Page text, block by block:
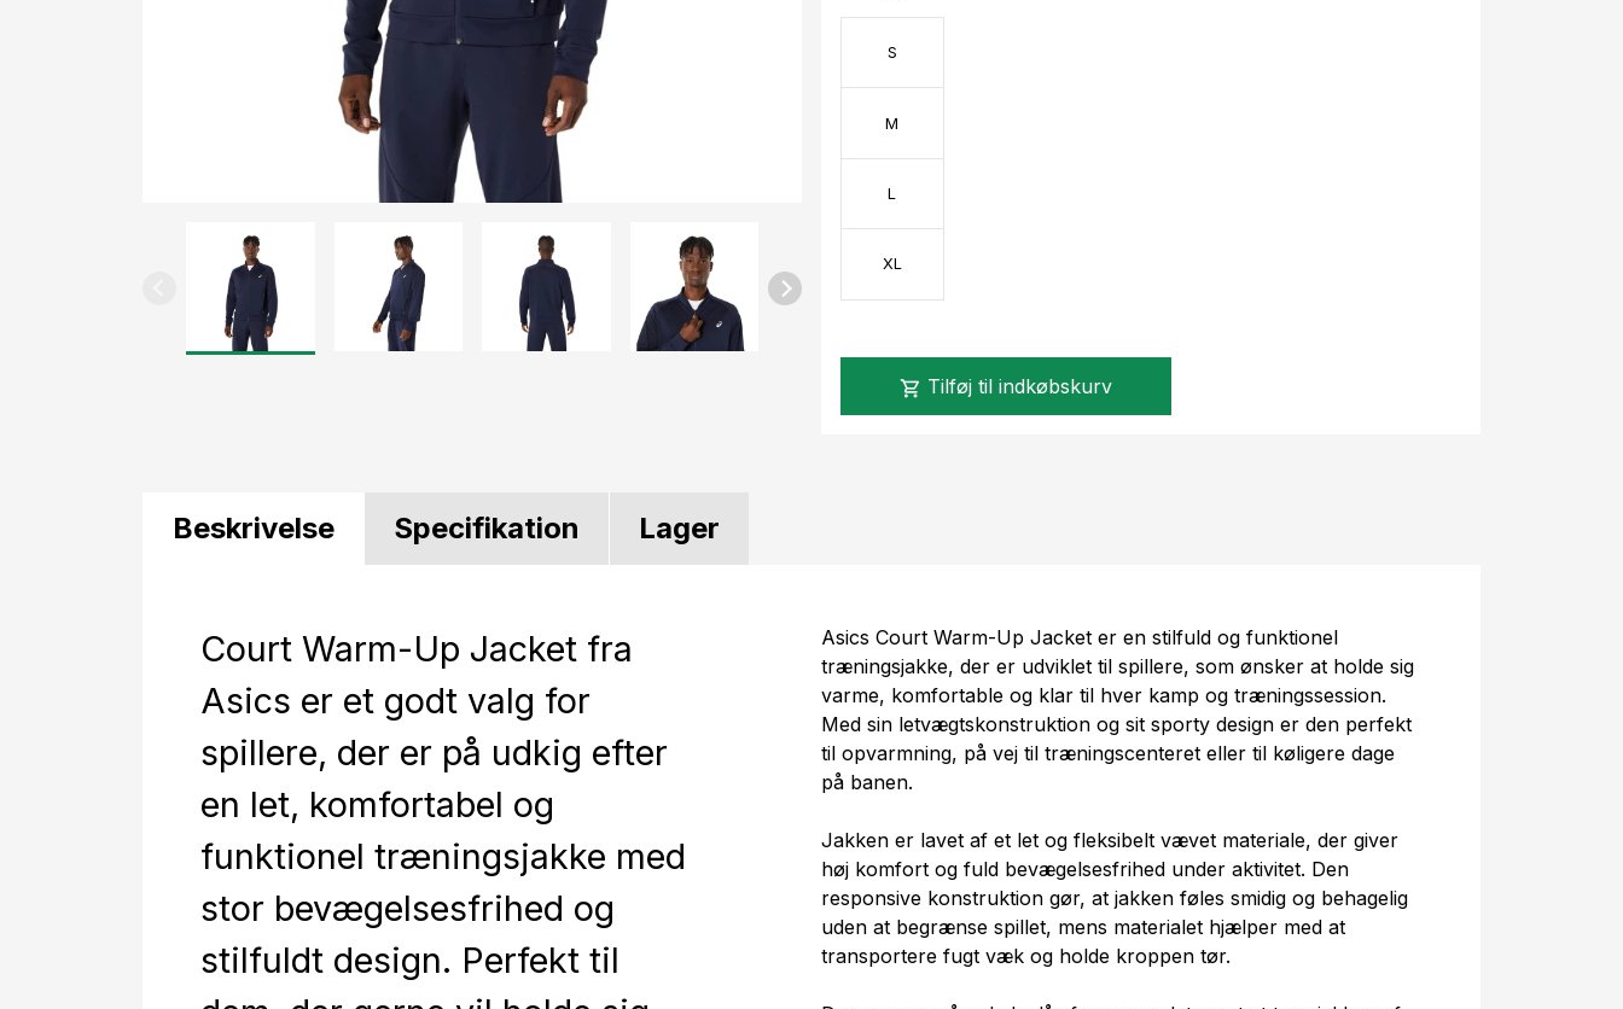
S
M
L
XL
shopping_cart Tilføj til indkøbskurv
Beskrivelse Specifikation Lager
Court Warm-Up Jacket fra
Asics er et godt valg for
spillere, der er på udkig efter
en let, komfortabel og
funktionel træningsjakke med
stor bevægelsesfrihed og
stilfuldt design. Perfekt til
Asics Court Warm-Up Jacket er en stilfuld og funktionel
træningsjakke, der er udviklet til spillere, som ønsker at holde sig
varme, komfortable og klar til hver kamp og træningssession.
Med sin letvægtskonstruktion og sit sporty design er den perfekt
til opvarmning, på vej til træningscenteret eller til køligere dage
på banen.
Jakken er lavet af et let og fleksibelt vævet materiale, der giver
høj komfort og fuld bevægelsesfrihed under aktivitet. Den
responsive konstruktion gør, at jakken føles smidig og behagelig
uden at begrænse spillet, mens materialet hjælper med at
transportere fugt væk og holde kroppen tør.